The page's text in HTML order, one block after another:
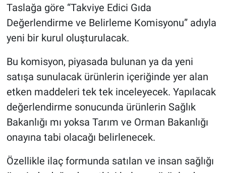
Taslağa göre “Takviye Edici Gıda
Değerlendirme ve Belirleme Komisyonu” adıyla
yeni bir kurul oluşturulacak.
Bu komisyon, piyasada bulunan ya da yeni
satışa sunulacak ürünlerin içeriğinde yer alan
etken maddeleri tek tek inceleyecek. Yapılacak
değerlendirme sonucunda ürünlerin Sağlık
Bakanlığı mı yoksa Tarım ve Orman Bakanlığı
onayına tabi olacağı belirlenecek.
Özellikle ilaç formunda satılan ve insan sağlığı